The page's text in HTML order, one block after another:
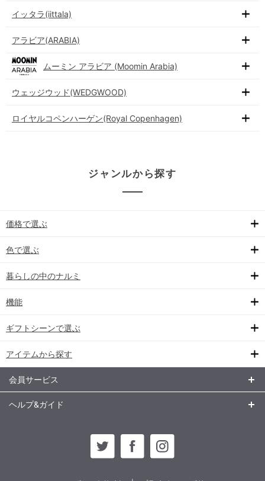
イッタラ(iittala)
アラビア(ARABIA)
ムーミン アラビア (Moomin Arabia)
ウェッジウッド(WEDGWOOD)
ロイヤルコペンハーゲン(Royal Copenhagen)
ジャンルから探す
価格で選ぶ
色で選ぶ
暮らしの中のナルミ
機能
ギフトシーンで選ぶ
アイテムから探す
会員サービス
ヘルプ&ガイド